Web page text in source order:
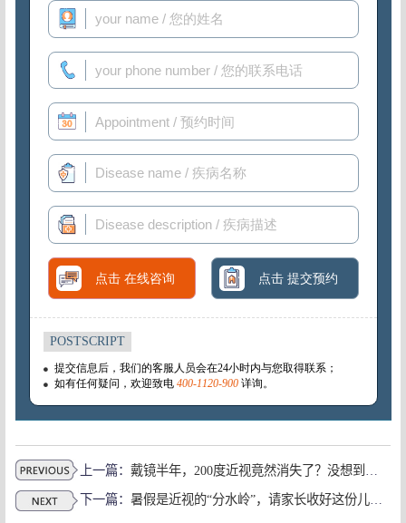
上一篇：戴镜半年，200度近视竟然消失了？没想到是......上海看眼科哪个医院好
下一篇：暑假是近视的“分水岭”，请家长收好这份儿童护眼全指南！